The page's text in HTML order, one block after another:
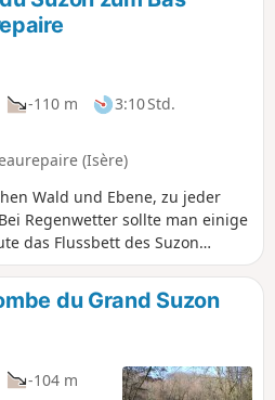
-110 m
3:10 Std.
(Isère)
Wald und Ebene, zu jeder
Regenwetter sollte man einige
das Flussbett des Suzon
Nähe von Saint-Barthélémy
der Abschnitt entlang
Gefühl, weit weg von der
Wanderung von 10 km oder
AN ALLE WANDERER
BEWÄLTIGEN: Ihr könnt
du Grand Suzon
-104 m